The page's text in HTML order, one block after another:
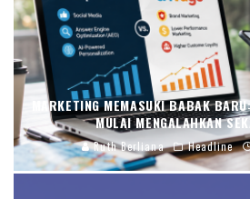
MARKETING MEMASUKI BABAK
MULAI MENGALAHKAN
Ruth Berliana Headline